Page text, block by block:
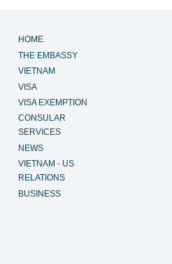
HOME
THE EMBASSY
VIETNAM
VISA
VISA EXEMPTION
CONSULAR
SERVICES
NEWS
VIETNAM - US
RELATIONS
BUSINESS